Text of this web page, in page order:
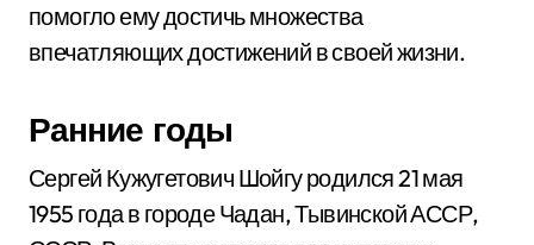
помогло ему достичь множества
впечатляющих достижений в своей жизни.
Ранние годы
Сергей Кужугетович Шойгу родился 21 мая
1955 года в городе Чадан, Тывинской АССР,